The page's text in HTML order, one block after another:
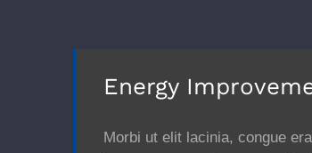
Energy
Morbi ut elit lacinia, congue